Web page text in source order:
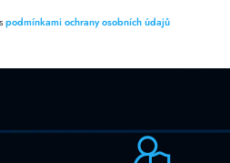
podmínkami ochrany osobních údajů